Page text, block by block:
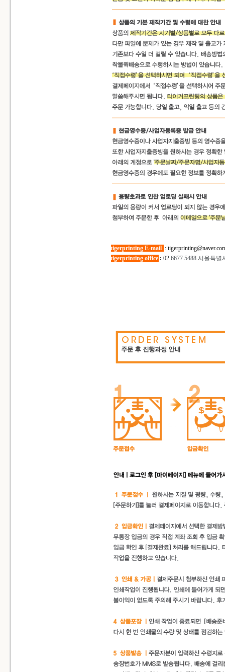
tigerprinting E-mail :
tigerprinting office : 02.6677.5488서울특별